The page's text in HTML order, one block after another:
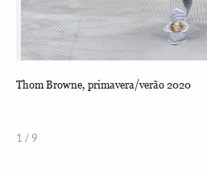
Thom Browne, primavera/verão 2020
1 / 9